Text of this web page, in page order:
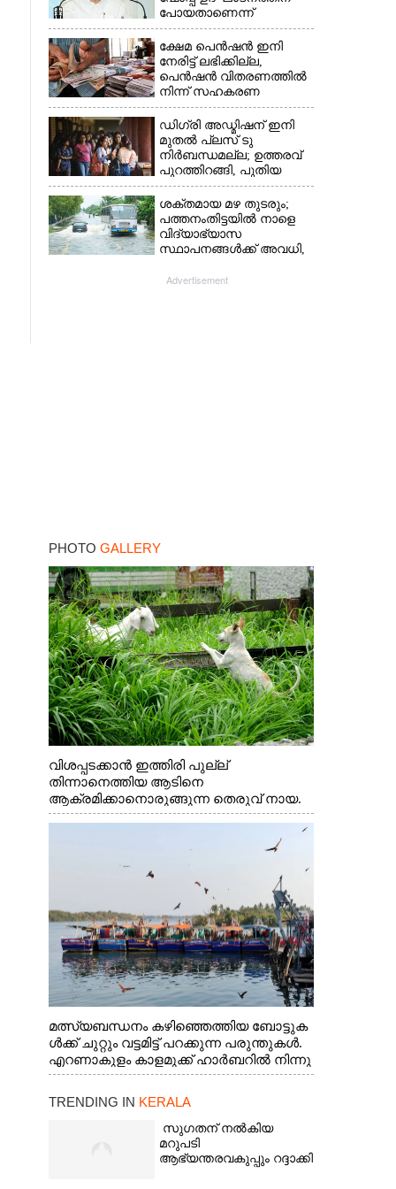
പോയതാണെന്ന്
വിചാരിച്ചു, 400 കോടിയുടെ
പ്രോജക്ടാണ് അത്'
ക്ഷേമ പെൻഷൻ ഇനി
നേരിട്ട് ലഭിക്കില്ല,​
പെൻഷൻ വിതരണത്തിൽ
നിന്ന് സഹകരണ
ബാങ്കുകളെ ഒഴിവാക്കി
ഡിഗ്രി അഡ്മിഷന് ഇനി
മുതൽ പ്ലസ് ടു
നിർബന്ധമല്ല; ഉത്തരവ്
പുറത്തിറങ്ങി, പുതിയ
മാറ്റങ്ങൾ അറിയാം
ശക്തമായ മഴ തുടരും;
പത്തനംതിട്ടയിൽ നാളെ
വിദ്യാഭ്യാസ
സ്ഥാപനങ്ങൾക്ക് അവധി,​
നാളെ ഓറഞ്ചും അലർട്ട്
Advertisement
PHOTO GALLERY
വിശപ്പടക്കാൻ ഇത്തിരി പുല്ല്
തിന്നാനെത്തിയ ആടിനെ
ആക്രമിക്കാനൊരുങ്ങുന്ന തെരുവ് നായ.
എറണാകുളം വാത്തുരുത്തിയിൽ നിന്നുള്ള
മത്സ്യബന്ധനം കഴിഞ്ഞെത്തിയ ബോട്ടുക
ൾക്ക് ചുറ്റും വട്ടമിട്ട് പറക്കുന്ന പരുന്തുകൾ.
എറണാകുളം കാളമുക്ക് ഹാർബറിൽ നിന്നു
ള്ള കാഴ്ച
TRENDING IN KERALA
സുഗതന് നൽകിയ
മറുപടി
ആഭ്യന്തരവകുപ്പും റദ്ദാക്കി